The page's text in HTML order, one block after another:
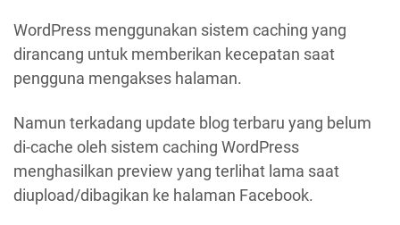
WordPress menggunakan sistem caching yang
dirancang untuk memberikan kecepatan saat
pengguna mengakses halaman.
Namun terkadang update blog terbaru yang belum
di-cache oleh sistem caching WordPress
menghasilkan preview yang terlihat lama saat
diupload/dibagikan ke halaman Facebook.